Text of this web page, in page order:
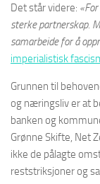
Det står videre:
sterke partnerskap.
samarbeide for å
imperialistisk
Grunnen til
og næringsliv er at
banken og
Grønne Skifte, Net
ikke de pålagte
reststriksjoner og